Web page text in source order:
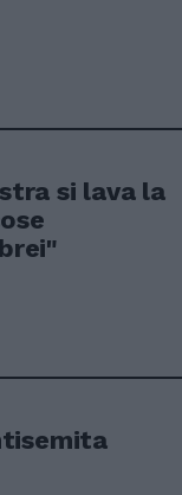
si lava la